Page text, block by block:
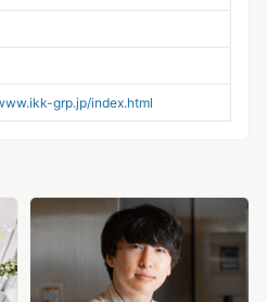
grp.jp/index.html